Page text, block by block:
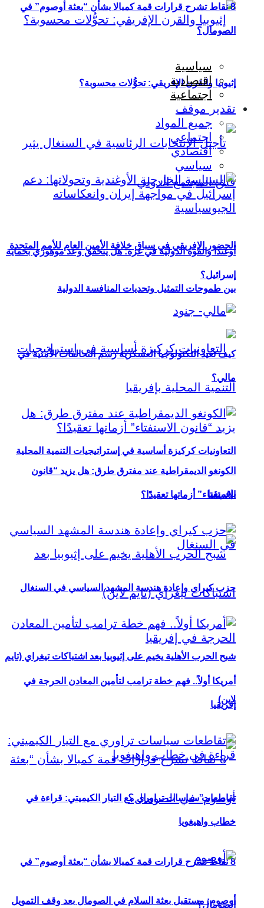
إثيوبيا والقرن الإفريقي: تحوُّلات محسوبة؟
الحضور الإفريقي في سباق خلافة الأمين العام للأمم المتحدة
بين طموحات التمثيل وتحديات المنافسة الدولية
التعاونيات كركيزة أساسية في إستراتيجيات التنمية المحلية
بإفريقيا
شبح الحرب الأهلية يخيم على إثيوبيا بعد اشتباكات تيغراي (تايم
لاين)
8 نقاط تشرح قرارات قمة كمبالا بشأن “بعثة أوصوم” في
الصومال؟
8 نقاط تشرح قرارات قمة كمبالا بشأن “بعثة أوصوم” في
الصومال؟
سياسية
اقتصادية
اجتماعية
تقدير موقف
جميع المواد
اجتماعي
اقتصادي
سياسي
أوغندا والقوة الدولية في غزة: هل يتحقق وعد موهوزي بحماية
إسرائيل؟
كيف تعيد التكنولوجيا العسكرية رسم التحالفات الأمنية في
مالي؟
الكونغو الديمقراطية عند مفترق طرق: هل يزيد “قانون
الاستفتاء” أزماتها تعقيدًا؟
حزب كيراي وإعادة هندسة المشهد السياسي في السنغال
أمريكا أولاً.. فهم خطة ترامب لتأمين المعادن الحرجة في
إفريقيا
تقاطعات سياسات تراوري مع التيار الكيميتي: قراءة في
خطاب واهيغويا
أوصوم: مستقبل بعثة السلام في الصومال بعد وقف التمويل